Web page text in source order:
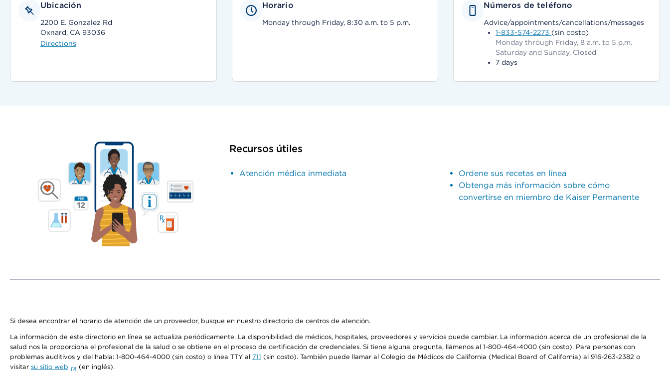
Ubicación
2200 E. Gonzalez Rd
Oxnard, CA 93036
Directions
Horario
Monday through Friday, 8:30 a.m. to 5 p.m.
Números de teléfono
Advice/appointments/cancellations/messages
1-833-574-2273 (sin costo)
Monday through Friday, 8 a.m. to 5 p.m.
Saturday and Sunday, Closed
7 days
Recursos útiles
Atención médica inmediata
Ordene sus recetas en línea
Obtenga más información sobre cómo
convertirse en miembro de Kaiser Permanente
Si desea encontrar el horario de atención de un proveedor, busque en nuestro directorio de centros de atención.
La información de este directorio en línea se actualiza periódicamente. La disponibilidad de médicos, hospitales, proveedores y servicios puede cambiar. La información acerca de un profesional de la
salud nos la proporciona el profesional de la salud o se obtiene en el proceso de certificación de credenciales. Si tiene alguna pregunta, llámenos al 1-800-464-4000 (sin costo). Para personas con
problemas auditivos y del habla: 1-800-464-4000 (sin costo) o línea TTY al 711 (sin costo). También puede llamar al Colegio de Médicos de California (Medical Board of California) al 916-263-2382 o
visitar su sitio web (en inglés).